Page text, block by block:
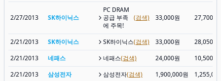
2/27/2013 SK하이닉스
PC DRAM
공급 부족
에 주목!
(검색) 33,000원 27,700원
2/21/2013 SK하이닉스 SK하이닉스(검색) 33,000원
28,050원
2/21/2013
네패스 네패스(검색) 24,000원
10,500원
2/21/2013
삼성전자 삼성전자(검색) 1,900,000원